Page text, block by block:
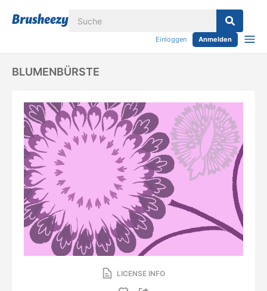
Einloggen Anmelden
BLUMENBÜRSTE
LICENSE INFO